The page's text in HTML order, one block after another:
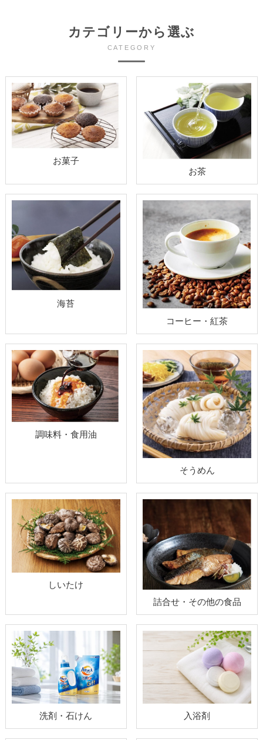
カテゴリーから選ぶ
CATEGORY
お菓子
お茶
海苔
コーヒー・紅茶
調味料・食用油
そうめん
しいたけ
詰合せ・その他の食品
洗剤・石けん 入浴剤